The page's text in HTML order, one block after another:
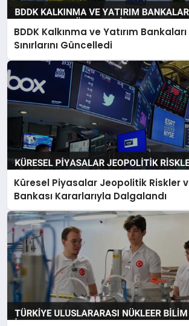
BDDK Kalkınma ve Yatırım
Sınırlarını Güncelledi
Küresel Piyasalar Jeopolitik Riskler
Bankası Kararlarıyla Dalgalandı